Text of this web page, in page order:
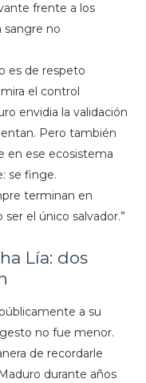
frente a los
sangre no
es de respeto
el control
envidia la validación
Pero también
en ese ecosistema
se finge.
terminan en
el único salvador.”
Lía: dos
a su
no fue menor.
de recordarle
durante años